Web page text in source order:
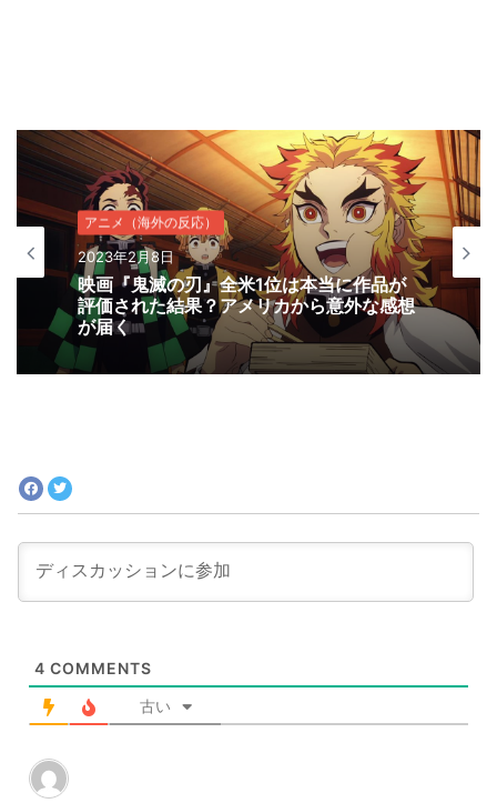
アニメ（海外の反応）
2023年2月8日
映画『鬼滅の刃』全米1位は本当に作品が
評価された結果？アメリカから意外な感想
が届く
4 COMMENTS
古い